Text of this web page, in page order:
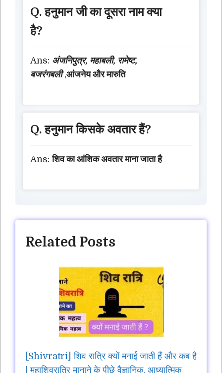
Q. हनुमान जी का दूसरा नाम क्या
है?
Ans: अंजनिपुत्र, महाबली, रामेष्ट,
बजरंगबली,आंजनेय और मारुति
Q. हनुमान किसके अवतार हैं?
Ans:शिव का आंशिक अवतार माना जाता है
Related Posts
[Shivratri] शिव रात्रि क्यों मनाई जाती हैं और कब है
| महाशिवरात्रि मानाने के पीछे वैज्ञानिक, आध्यात्मिक